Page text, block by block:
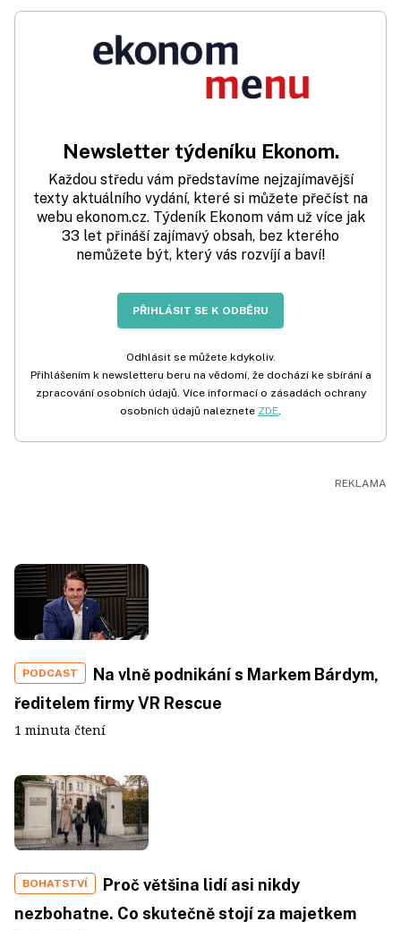
Newsletter týdeníku Ekonom.
Každou středu vám představíme nejzajímavější
texty aktuálního vydání, které si můžete přečíst na
webu ekonom.cz. Týdeník Ekonom vám už více jak
33 let přináší zajímavý obsah, bez kterého
nemůžete být, který vás rozvíjí a baví!
PŘIHLÁSIT SE K ODBĚRU
Odhlásit se můžete kdykoliv.
Přihlášením k newsletteru beru na vědomí, že dochází ke sbírání a
zpracování osobních údajů. Více informací o zásadách ochrany
osobních údajů naleznete ZDE.
PODCAST
Na vlně podnikání s Markem Bárdym,
ředitelem firmy VR Rescue
1 minuta čtení
BOHATSTVÍ
Proč většina lidí asi nikdy
nezbohatne. Co skutečně stojí za majetkem